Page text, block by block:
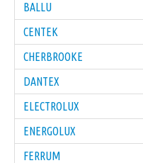
BALLU
CENTEK
CHERBROOKE
DANTEX
ELECTROLUX
ENERGOLUX
FERRUM